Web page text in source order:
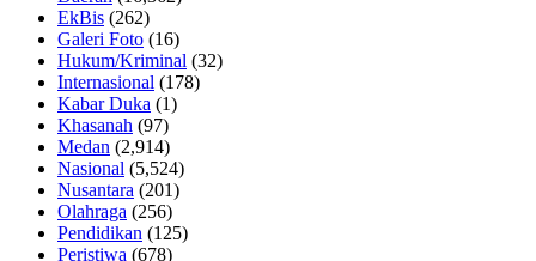
EkBis (262)
Galeri Foto (16)
Hukum/Kriminal (32)
Internasional (178)
Kabar Duka (1)
Khasanah (97)
Medan (2,914)
Nasional (5,524)
Nusantara (201)
Olahraga (256)
Pendidikan (125)
Peristiwa (678)